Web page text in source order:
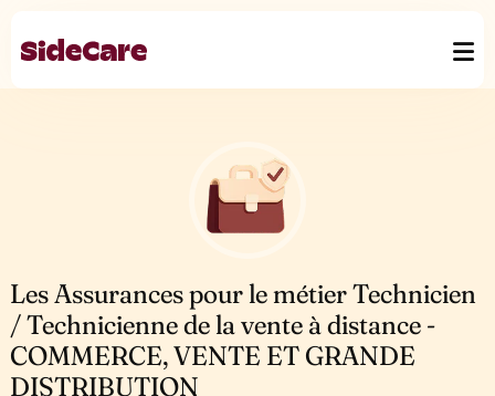
Les Assurances pour le métier Technicien
/ Technicienne de la vente à distance -
COMMERCE, VENTE ET GRANDE
DISTRIBUTION